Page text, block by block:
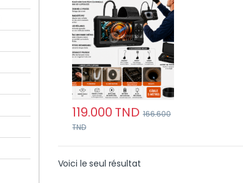
119.000 TND 166.600
TND
Voici le seul résultat